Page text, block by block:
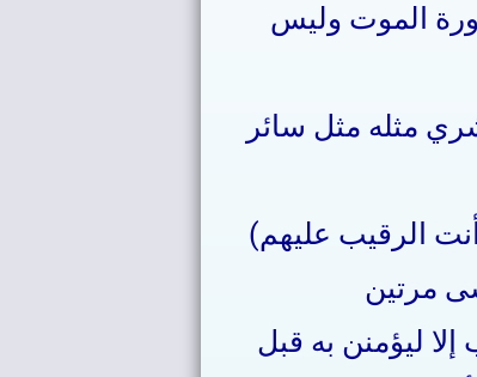
الموت وليس
مثله مثل سائر
الرقيب عليهم)
مرتين
ليؤمنن به قبل